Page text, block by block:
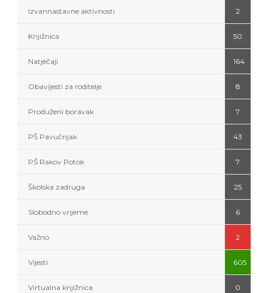
Izvannastavne aktivnosti 2
Knjižnica 50
Natječaji 164
Obavijesti za roditelje 8
Produženi boravak 7
PŠ Pavučnjak 43
PŠ Rakov Potok 7
Školska zadruga 25
Slobodno vrijeme 6
Važno 2
Vijesti 605
Virtualna knjižnica 0